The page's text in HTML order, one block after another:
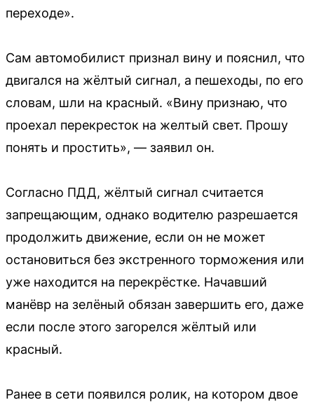
переходе».
Сам автомобилист признал вину и пояснил, что
двигался на жёлтый сигнал, а пешеходы, по его
словам, шли на красный. «Вину признаю, что
проехал перекресток на желтый свет. Прошу
понять и простить», — заявил он.
Согласно ПДД, жёлтый сигнал считается
запрещающим, однако водителю разрешается
продолжить движение, если он не может
остановиться без экстренного торможения или
уже находится на перекрёстке. Начавший
манёвр на зелёный обязан завершить его, даже
если после этого загорелся жёлтый или
красный.
Ранее в сети появился ролик, на котором двое